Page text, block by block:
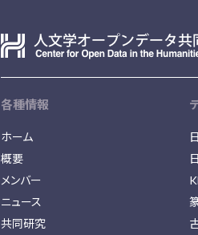
各種情報
ホーム
概要
メンバー
ニュース
共同研究